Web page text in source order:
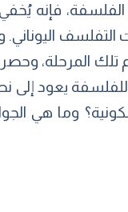
الفلسفة، فإنه
التفلسف
تلك المرحلة،
للفلسفة يعود
وما هي